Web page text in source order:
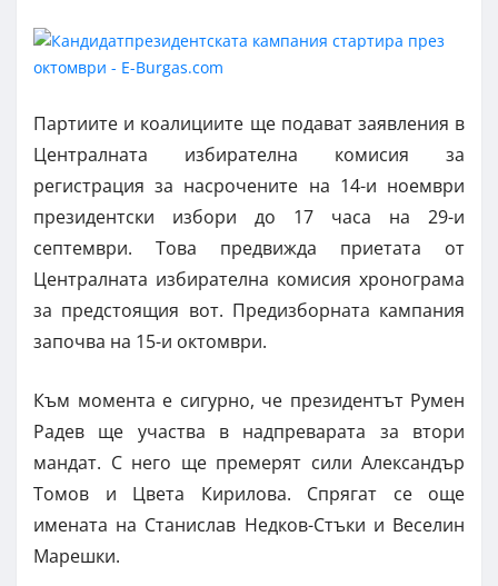
Партиите и коалициите ще подават заявления в
Централната избирателна комисия за
регистрация за насрочените на 14-и ноември
президентски избори до 17 часа на 29-и
септември. Това предвижда приетата от
Централната избирателна комисия хронограма
за предстоящия вот. Предизборната кампания
започва на 15-и октомври.
Към момента е сигурно, че президентът Румен
Радев ще участва в надпреварата за втори
мандат. С него ще премерят сили Александър
Томов и Цвета Кирилова. Спрягат се още
имената на Станислав Недков-Стъки и Веселин
Марешки.